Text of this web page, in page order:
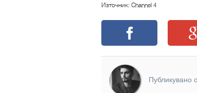
Източник: Channel 4
Публикувано